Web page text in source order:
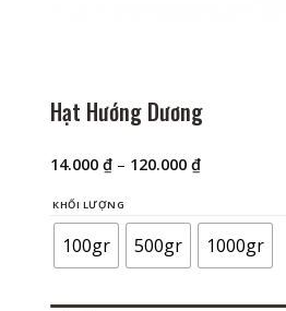
Hạt Hướng Dương
14.000₫ – 120.000₫Khoảng
đến
120.000 ₫
KHỐI LƯỢNG
100gr 500gr 1000gr